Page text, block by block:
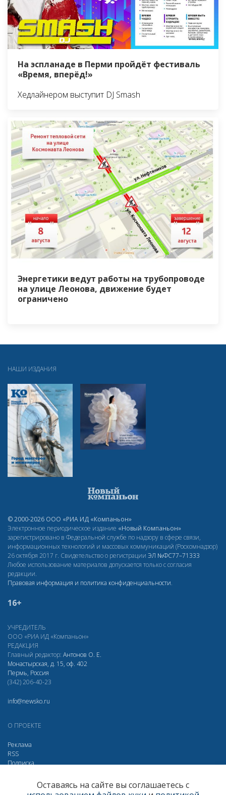
На эспланаде в Перми пройдёт фестиваль
«Время, вперёд!»
Хедлайнером выступит DJ Smash
Энергетики ведут работы на трубопроводе
на улице Леонова, движение будет
ограничено
НАШИ ИЗДАНИЯ
© 2000-2026 ООО «РИА ИД «Компаньон»
Электронное периодическое издание «Новый Компаньон»
зарегистрировано в Федеральной службе по надзору в сфере связи,
информационных технологий и массовых коммуникаций (Роскомнадзор)
26 октября 2017 г. Свидетельство о регистрации ЭЛ №ФС77–71333
Любое использование материалов допускается только с согласия
редакции.
Правовая информация и политика конфиденциальности.
16+
УЧРЕДИТЕЛЬ
ООО «РИА ИД «Компаньон»
РЕДАКЦИЯ
Главный редактор: Антонов О. Е.
Монастырская, д. 15, оф. 402
Пермь, Россия
(342) 206-40-23
info@newsko.ru
О ПРОЕКТЕ
Реклама
RSS
Подписка
ОдноклассникиОставаясь на сайте вы соглашаетесь с